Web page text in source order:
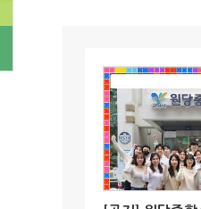
성인심리상담프로그램
무지개장애인주간보호센터